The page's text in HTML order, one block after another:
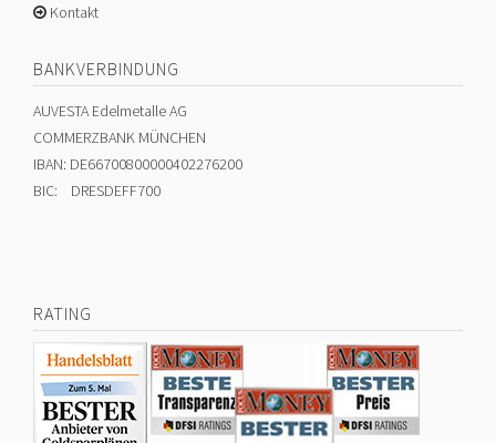
Kontakt
BANKVERBINDUNG
AUVESTA Edelmetalle AG
COMMERZBANK MÜNCHEN
IBAN: DE66700800000402276200
BIC: DRESDEFF700
RATING